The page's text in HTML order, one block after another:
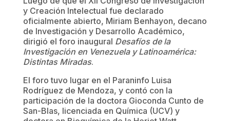
y Creación Intelectual fue declarado
oficialmente abierto, Miriam Benhayon, decano
de Investigación y Desarrollo Académico,
dirigió el foro inaugural Desafíos de la
Investigación en Venezuela y Latinoamérica:
Distintas Miradas.
El foro tuvo lugar en el Paraninfo Luisa
Rodríguez de Mendoza, y contó con la
participación de la doctora Gioconda Cunto de
San-Blas, licenciada en Química (UCV) y